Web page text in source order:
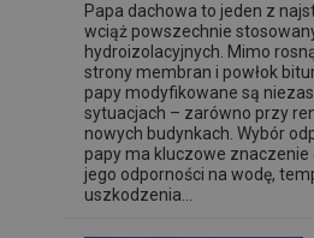
Papa dachowa to jeden z
wciąż powszechnie
hydroizolacyjnych. Mimo
strony membran i powłok
papy modyfikowane są
sytuacjach – zarówno przy
nowych budynkach. Wybór
papy ma kluczowe znaczenie
jego odporności na wodę,
uszkodzenia...